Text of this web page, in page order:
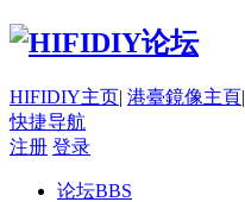
HIFIDIY主页| 港臺鏡像主頁|
快捷导航
注册 登录
论坛BBS